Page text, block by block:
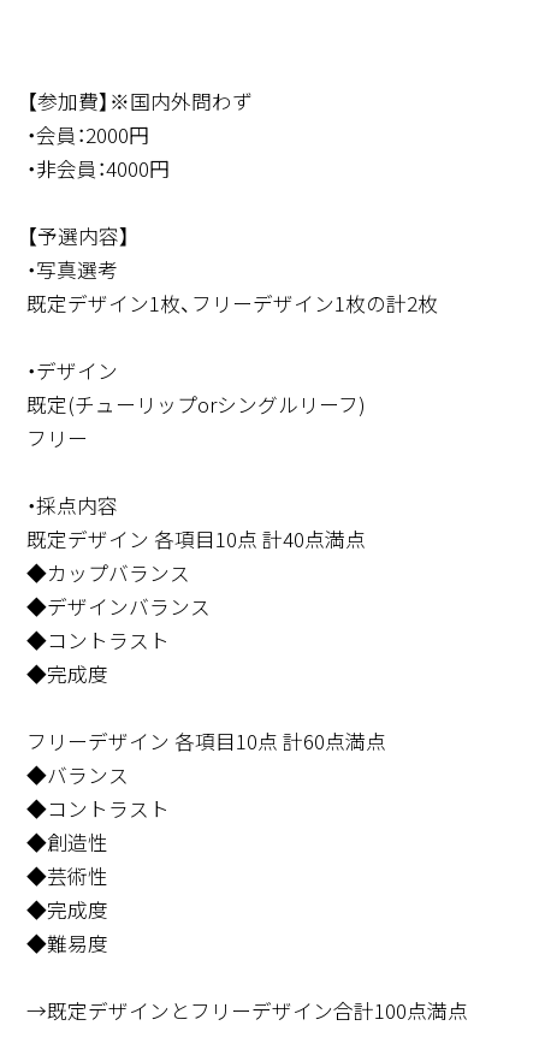
【参加費】※国内外問わず
・会員：2000円
・非会員：4000円
【予選内容】
・写真選考
既定デザイン1枚、フリーデザイン1枚の計2枚
・デザイン
既定(チューリップorシングルリーフ)
フリー
・採点内容
既定デザイン 各項目10点 計40点満点
◆カップバランス
◆デザインバランス
◆コントラスト
◆完成度
フリーデザイン 各項目10点 計60点満点
◆バランス
◆コントラスト
◆創造性
◆芸術性
◆完成度
◆難易度
→既定デザインとフリーデザイン合計100点満点